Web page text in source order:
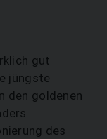
gut
jüngste
den goldenen
des